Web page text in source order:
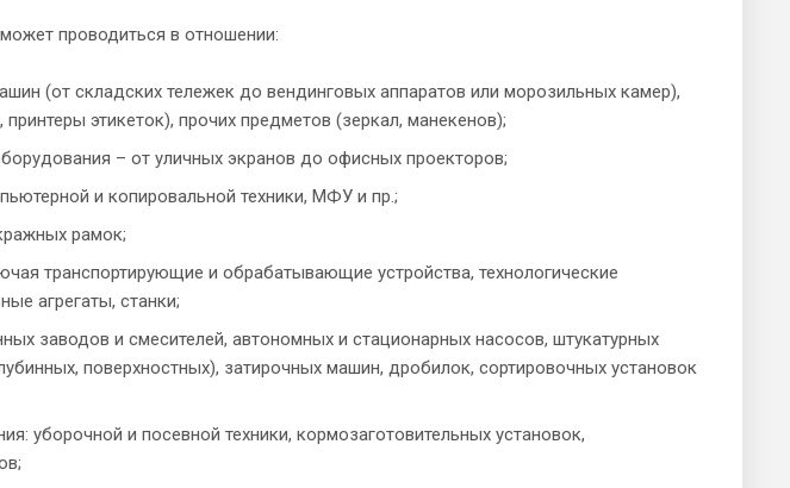
проводиться в отношении:
(от складских тележек до вендинговых аппаратов или морозильных камер),
этикеток), прочих предметов (зеркал, манекенов);
– от уличных экранов до офисных проекторов;
и копировальной техники, МФУ и пр.;
рамок;
транспортирующие и обрабатывающие устройства, технологические
агрегаты, станки;
заводов и смесителей, автономных и стационарных насосов, штукатурных
поверхностных), затирочных машин, дробилок, сортировочных установок
уборочной и посевной техники, кормозаготовительных установок,